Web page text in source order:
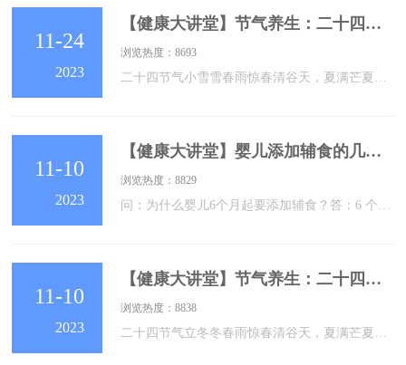
11-24
2023
浏览热度：8693
【健康大讲堂】节气养生：二十四节气之“小雪”
11-10
2023
浏览热度：8829
【健康大讲堂】婴儿添加辅食的几问几答
11-10
2023
浏览热度：8838
【健康大讲堂】节气养生：二十四节气之“立冬”